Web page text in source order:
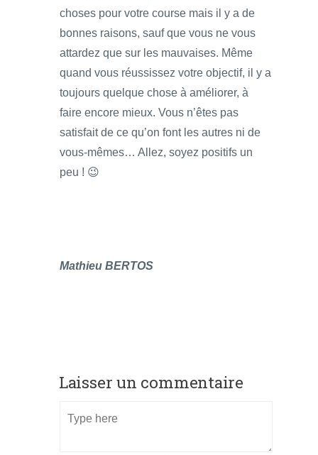
choses pour votre course mais il y a de
bonnes raisons, sauf que vous ne vous
attardez que sur les mauvaises. Même
quand vous réussissez votre objectif, il y a
toujours quelque chose à améliorer, à
faire encore mieux. Vous n’êtes pas
satisfait de ce qu’on font les autres ni de
vous-mêmes… Allez, soyez positifs un
peu ! 😉
Mathieu BERTOS
Laisser un commentaire